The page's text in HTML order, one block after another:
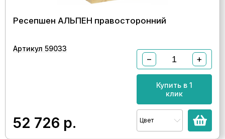
Ресепшен АЛЬПЕН правосторонний
Артикул 59033
52 726 р.
− +
Купить в 1
клик
Цвет